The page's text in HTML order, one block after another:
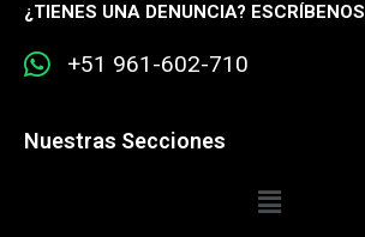
¿TIENES UNA DENUNCIA? ESCRÍBENOS
+51 961-602-710
Nuestras Secciones